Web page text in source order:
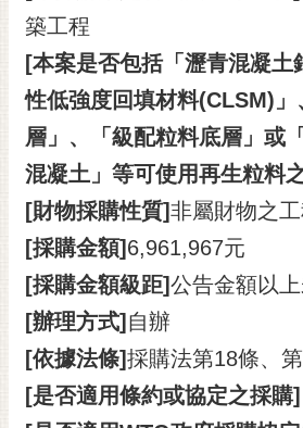
市
民
信
箱
English
日
本
語
隱
私
權
及
安
築工程
[本案是否包括「瀝青混凝土
性低強度回填材料(CLSM)
層」、「級配粒料底層」或
混凝土」等可使用再生粒料
[財物採購性質]非屬財物之
[採購金額] 6,961,967元
[採購金額級距]公告金額以
[辦理方式] 自辦
[依據法條]採購法第18條、
[是否適用條約或協定之採購]